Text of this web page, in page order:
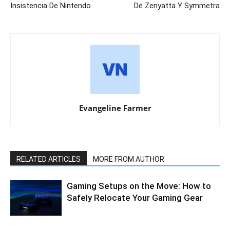
Insistencia De Nintendo
De Zenyatta Y Symmetra
Evangeline Farmer
RELATED ARTICLES MORE FROM AUTHOR
Gaming Setups on the Move: How to
Safely Relocate Your Gaming Gear